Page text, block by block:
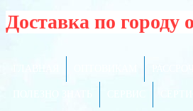
Доставка по городу